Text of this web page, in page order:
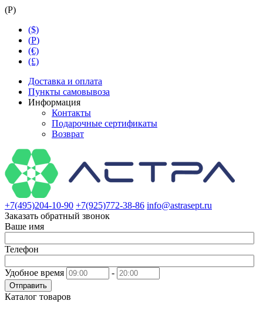
(Р)
($)
(Р)
(€)
(£)
Доставка и оплата
Пункты самовывоза
Информация
Контакты
Подарочные сертификаты
Возврат
+7(495)204-10-90 +7(925)772-38-86 info@astrasept.ru
Заказать обратный звонок
Ваше имя
Телефон
Удобное время -
Отправить
Каталог товаров